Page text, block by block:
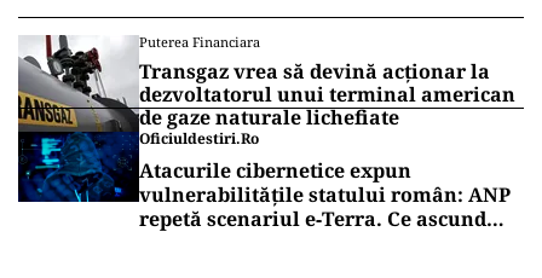
Puterea Financiara
Transgaz vrea să devină acționar la
dezvoltatorul unui terminal american
de gaze naturale lichefiate
Oficiuldestiri.ro
Atacurile cibernetice expun
vulnerabilitățile statului român: ANP
repetă scenariul e‑Terra. Ce ascund